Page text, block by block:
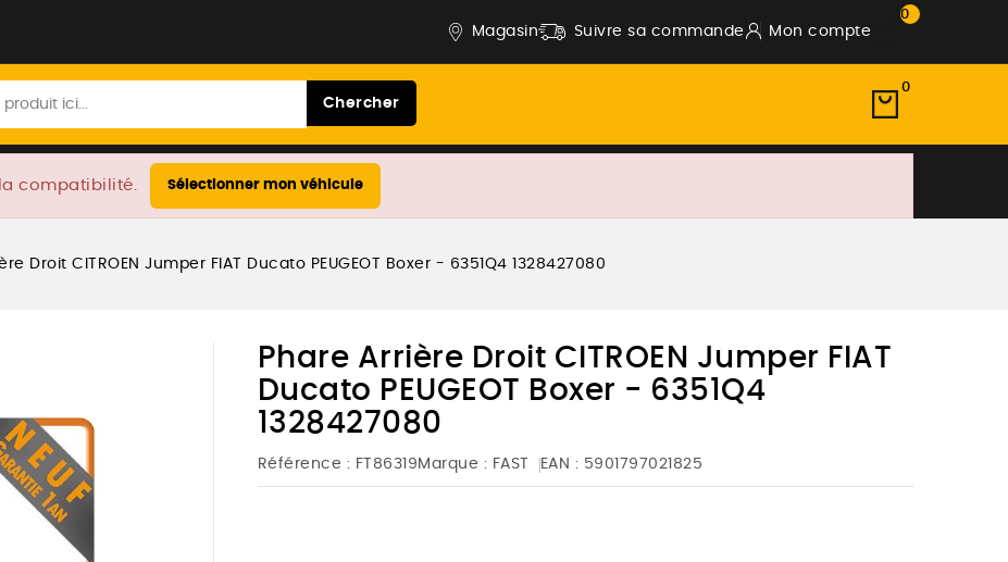
Magasin Suivre sa commande Mon compte
0
Chercher
0
compatibilité. Sélectionner mon véhicule
Droit CITROEN Jumper FIAT Ducato PEUGEOT Boxer - 6351Q4 1328427080
Phare Arrière Droit CITROEN Jumper FIAT
Ducato PEUGEOT Boxer - 6351Q4
1328427080
Référence : FT86319 Marque : FAST EAN : 5901797021825